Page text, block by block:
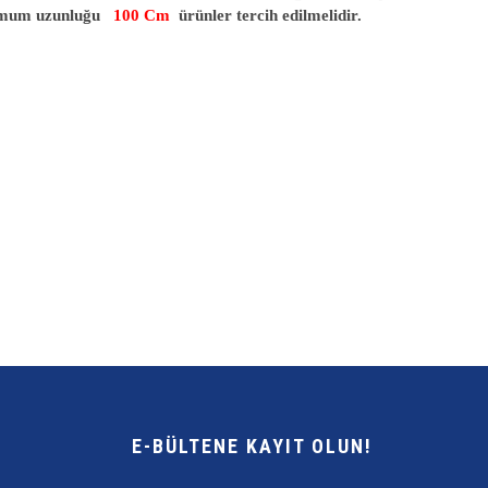
uzunluğu 100 Cm ürünler tercih edilmelidir.
E-BÜLTENE KAYIT OLUN!